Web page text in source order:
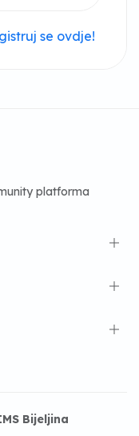
se ovdje!
platforma
Bijeljina